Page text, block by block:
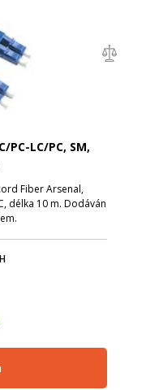
LC/PC, SM,
Fiber Arsenal,
délka 10 m. Dodáván